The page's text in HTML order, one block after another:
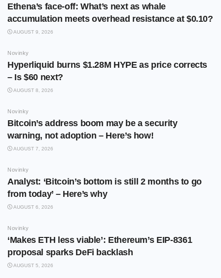
Ethena’s face-off: What’s next as whale
accumulation meets overhead resistance at $0.10?
AUGUST 9, 2026
Novinky
Hyperliquid burns $1.28M HYPE as price corrects
– Is $60 next?
AUGUST 8, 2026
Novinky
Bitcoin’s address boom may be a security
warning, not adoption – Here’s how!
AUGUST 7, 2026
Novinky
Analyst: ‘Bitcoin’s bottom is still 2 months to go
from today’ – Here’s why
AUGUST 6, 2026
Novinky
‘Makes ETH less viable’: Ethereum’s EIP-8361
proposal sparks DeFi backlash
AUGUST 5, 2026